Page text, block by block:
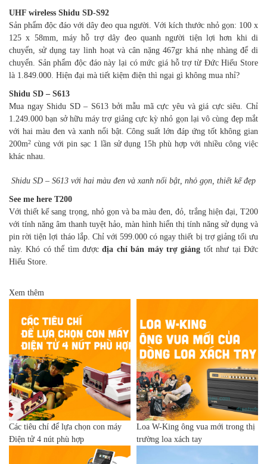
UHF wireless Shidu SD-S92
Sản phẩm độc đáo với dây đeo qua người. Với kích thước nhỏ gọn: 100 x
125 x 58mm, máy hỗ trợ dây đeo quanh người tiện lợi hơn khi di
chuyển, sử dụng tay linh hoạt và cân nặng 467gr khá nhẹ nhàng để di
chuyển. Sản phẩm độc đáo này lại có mức giá hỗ trợ từ Đức Hiếu Store
là 1.849.000. Hiện đại mà tiết kiệm điện thì ngại gì không mua nhỉ?
Shidu SD – S613
Mua ngay Shidu SD – S613 bởi mẫu mã cực yêu và giá cực siêu. Chỉ
1.249.000 bạn sở hữu máy trợ giảng cực kỳ nhỏ gọn lại vô cùng đẹp mắt
với hai màu đen và xanh nổi bật. Công suất lớn đáp ứng tốt không gian
200m2 cùng với pin sạc 1 lần sử dụng 15h phù hợp với nhiều công việc
khác nhau.
Shidu SD – S613 với hai màu đen và xanh nổi bật, nhỏ gọn, thiết kế đẹp
See me here T200
Với thiết kế sang trọng, nhỏ gọn và ba màu đen, đỏ, trắng hiện đại, T200
với tính năng âm thanh tuyệt hảo, màn hình hiển thị tính năng sử dụng và
pin rời tiện lợi tháo lắp. Chỉ với 599.000 có ngay thiết bị trợ giảng tối ưu
này. Khó có thể tìm đượcđịa chỉ bán máy trợ giảng tốt như tại Đức
Hiếu Store.
Xem thêm
Các tiêu chí để lựa chọn con máy
Điện tử 4 nút phù hợp
Loa W-King ông vua mới trong thị
trường loa xách tay